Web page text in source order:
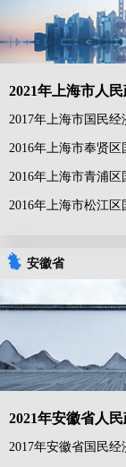
2021年上海市人
2017年上海市国民
安徽省
2021年安徽省人
2017年安徽省国民